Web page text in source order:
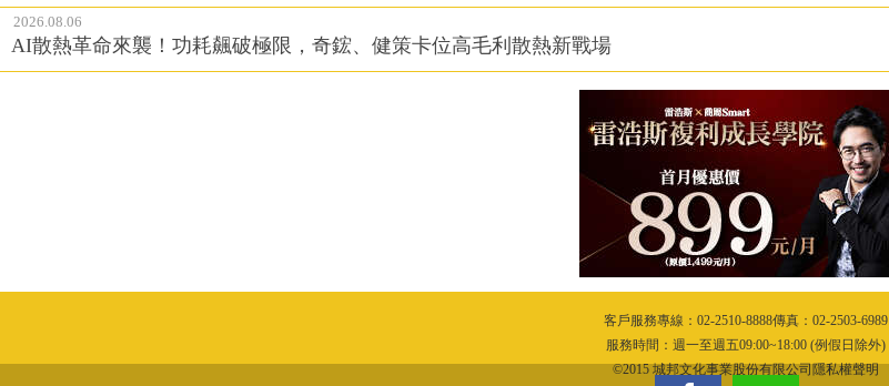
2026.08.06
AI散熱革命來襲！功耗飆破極限，奇鋐、健策卡位高毛利散熱新戰場
客戶服務專線：02-2510-8888傳真：02-2503-6989
服務時間：週一至週五09:00~18:00 (例假日除外)
©2015 城邦文化事業股份有限公司隱私權聲明